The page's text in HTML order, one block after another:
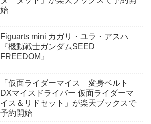
始
Figuarts mini カガリ・ユラ・アスハ
『機動戦士ガンダムSEED
FREEDOM』
「仮面ライダーマイス 変身ベルト
DXマイスドライバー 仮面ライダーマ
イス＆リドセット」が楽天ブックスで
予約開始